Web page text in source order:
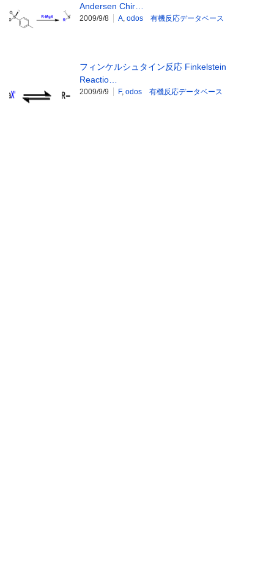
Andersen Chir…
2009/9/8 A, odos 有機反応データベース
フィンケルシュタイン反応 Finkelstein
Reactio…
2009/9/9 F, odos 有機反応データベース